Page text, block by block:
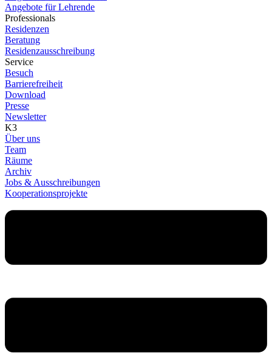
Angebote für Lehrende
Professionals
Residenzen
Beratung
Residenzausschreibung
Service
Besuch
Barrierefreiheit
Download
Presse
Newsletter
K3
Über uns
Team
Räume
Archiv
Jobs & Ausschreibungen
Kooperationsprojekte